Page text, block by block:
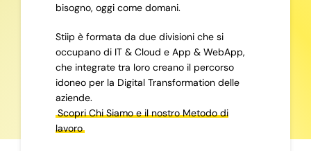
bisogno, oggi come domani.
Stiip è formata da due divisioni che si
occupano di IT & Cloud e App & WebApp,
che integrate tra loro creano il percorso
idoneo per la Digital Transformation delle
aziende.
Scopri Chi Siamo e il nostro Metodo di
lavoro